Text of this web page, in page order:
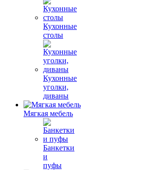
Кухонные
столы
Кухонные
уголки,
диваны
Мягкая мебель
Банкетки
и
пуфы